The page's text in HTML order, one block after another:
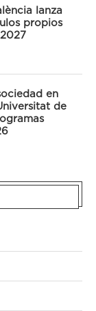
lanza
propios
en
de